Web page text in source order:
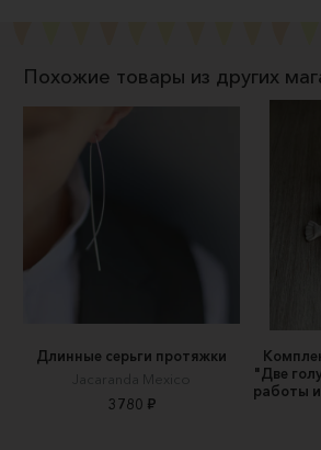
Похожие товары из других
Длинные серьги протяжки
Jacaranda Mexico
3780 ₽
"Две
работы